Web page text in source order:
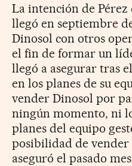
La intención de Pérez
llegó en septiembre
Dinosol con otros
el fin de formar un
llegó a asegurar tras
en los planes de su
vender Dinosol por
ningún momento, ni
planes del equipo
posibilidad de
aseguró el pasado